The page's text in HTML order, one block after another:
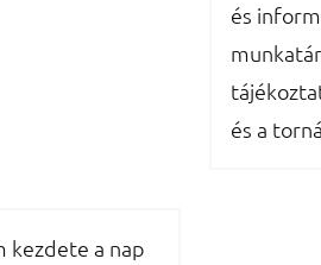
és
és a
kezdete a nap